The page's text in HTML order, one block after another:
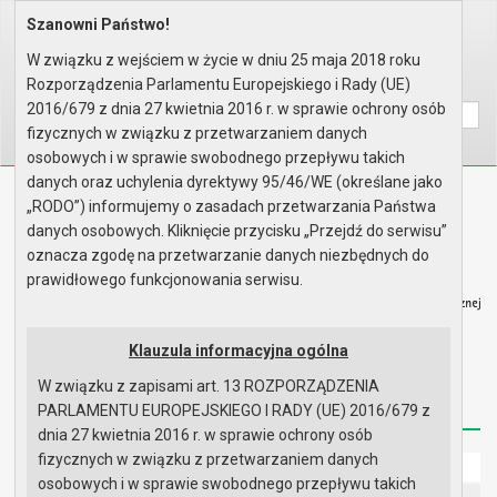
Home Organy Rada Miejska
Wyszukaj na stronie:
A AA
Biuletyn Informacji Publicznej
Urząd Miasta i Gminy w Gryfinie
Redakcja Instrukcja korzystania Dostępność
Strona główna
Szanowni Państwo!
W związku z wejściem w życie w dniu 25 maja 2018 roku
Rozporządzenia Parlamentu Europejskiego i Rady (UE)
2016/679 z dnia 27 kwietnia 2016 r. w sprawie ochrony osób
fizycznych w związku z przetwarzaniem danych
osobowych i w sprawie swobodnego przepływu takich
danych oraz uchylenia dyrektywy 95/46/WE (określane jako
„RODO”) informujemy o zasadach przetwarzania Państwa
danych osobowych. Kliknięcie przycisku „Przejdź do serwisu”
oznacza zgodę na przetwarzanie danych niezbędnych do
prawidłowego funkcjonowania serwisu.
Klauzula informacyjna ogólna
W związku z zapisami art. 13 ROZPORZĄDZENIA
PARLAMENTU EUROPEJSKIEGO I RADY (UE) 2016/679 z
dnia 27 kwietnia 2016 r. w sprawie ochrony osób
fizycznych w związku z przetwarzaniem danych
osobowych i w sprawie swobodnego przepływu takich